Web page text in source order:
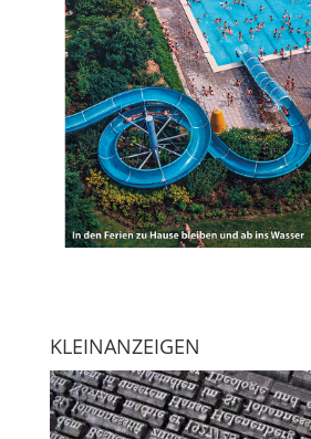
KLEINANZEIGEN